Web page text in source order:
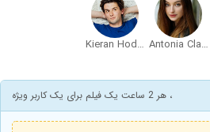
Antonia Clarke
Kieran Hodgson
، هر 2 ساعت یک فیلم برای یک کاربر ویژه